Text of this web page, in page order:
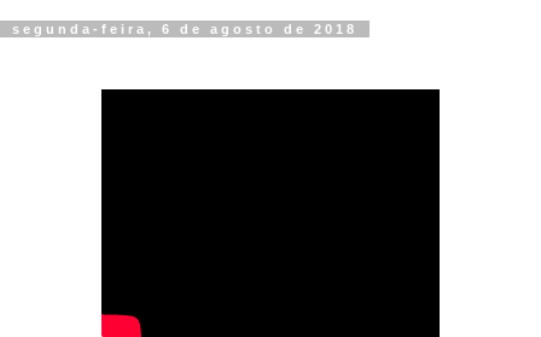
segunda-feira, 6 de agosto de 2018